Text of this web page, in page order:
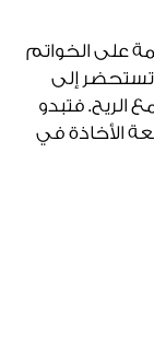
على الخواتم
وتستحضر إلى
الريح. فتبدو
الأخاذة في